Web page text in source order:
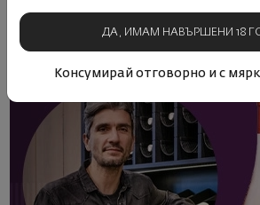
ДА, ИМАМ НАВЪРШЕНИ 18
Консумирай отговорно и с